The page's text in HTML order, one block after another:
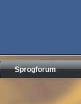
Sprogforum